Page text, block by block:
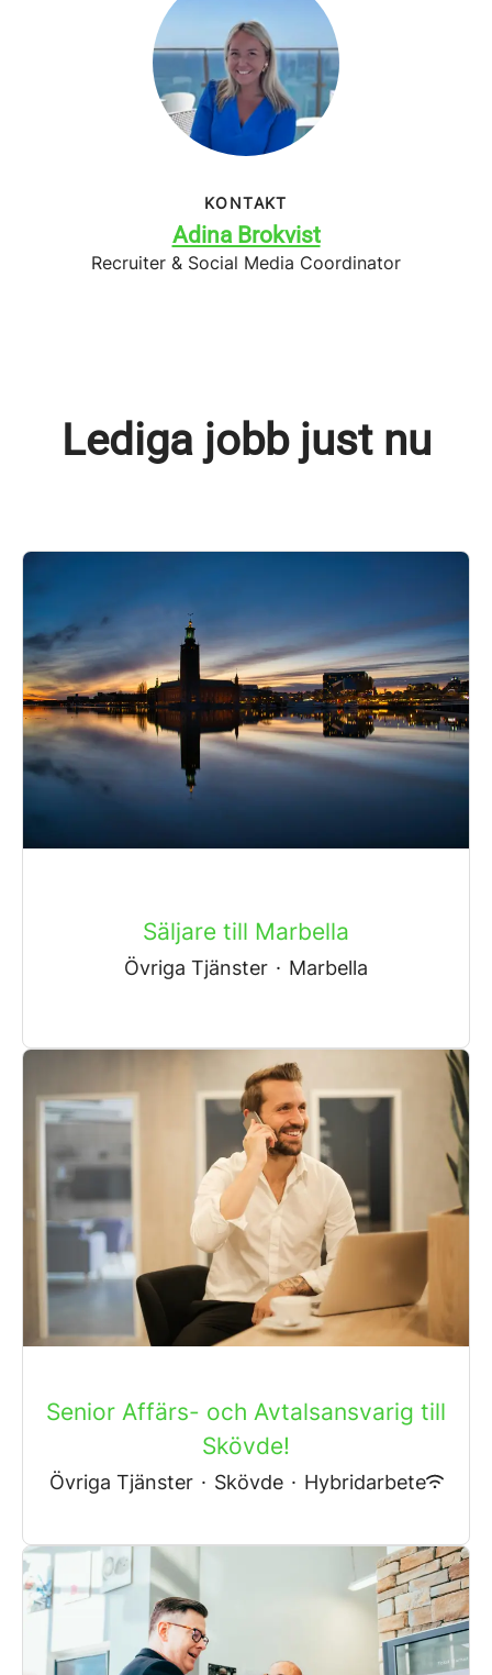
KONTAKT
Adina Brokvist
Recruiter & Social Media Coordinator
Lediga jobb just nu
Säljare till Marbella
Övriga Tjänster · Marbella
Senior Affärs- och Avtalsansvarig till
Skövde!
Övriga Tjänster · Skövde · Hybridarbete